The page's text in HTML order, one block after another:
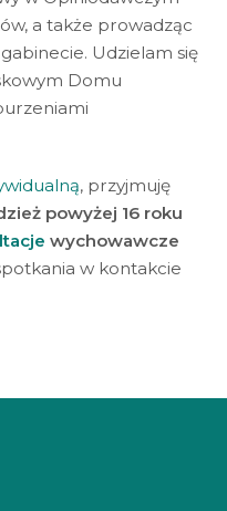
a także prowadząc
Udzielam się
Domu
, przyjmuję
powyżej 16 roku
wychowawcze
w kontakcie